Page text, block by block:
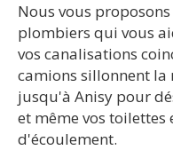
Nous vous
plombiers qui vous
vos canalisations
camions sillonnent
jusqu'à Anisy pour
et même vos toilettes
d'écoulement.